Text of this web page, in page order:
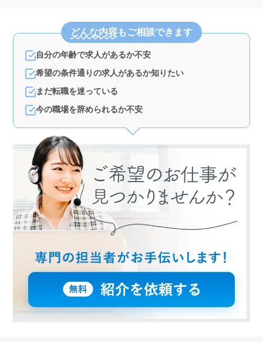
どんな内容もご相談できます
自分の年齢で求人があるか不安
希望の条件通りの求人があるか知りたい
まだ転職を迷っている
今の職場を辞められるか不安